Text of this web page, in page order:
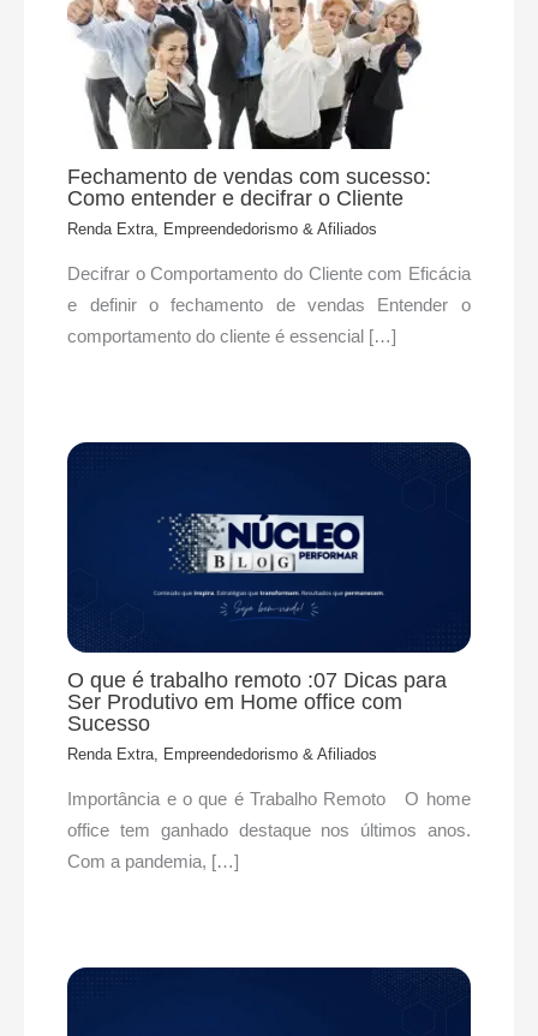
Fechamento de vendas com sucesso:
Como entender e decifrar o Cliente
Renda Extra, Empreendedorismo & Afiliados
Decifrar o Comportamento do Cliente com Eficácia
e definir o fechamento de vendas Entender o
comportamento do cliente é essencial […]
O que é trabalho remoto :07 Dicas para
Ser Produtivo em Home office com
Sucesso
Renda Extra, Empreendedorismo & Afiliados
Importância e o que é Trabalho Remoto O home
office tem ganhado destaque nos últimos anos.
Com a pandemia, […]